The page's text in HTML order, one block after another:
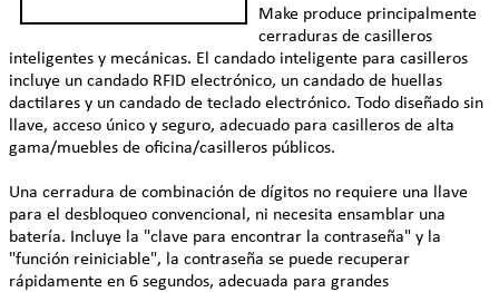
Make produce principalmente
cerraduras de casilleros
inteligentes y mecánicas. El candado inteligente para casilleros
incluye un candado RFID electrónico, un candado de huellas
dactilares y un candado de teclado electrónico. Todo diseñado sin
llave, acceso único y seguro, adecuado para casilleros de alta
gama/muebles de oficina/casilleros públicos.
Una cerradura de combinación de dígitos no requiere una llave
para el desbloqueo convencional, ni necesita ensamblar una
batería. Incluye la "clave para encontrar la contraseña" y la
"función reiniciable", la contraseña se puede recuperar
rápidamente en 6 segundos, adecuada para grandes